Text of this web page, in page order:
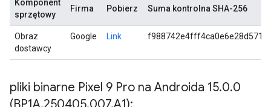
Komponent
sprzętowy
Firma Pobierz Suma kontrolna SHA-256
Obraz
dostawcy
Google Link
pliki binarne Pixel 9 Pro na Androida 15.0.0